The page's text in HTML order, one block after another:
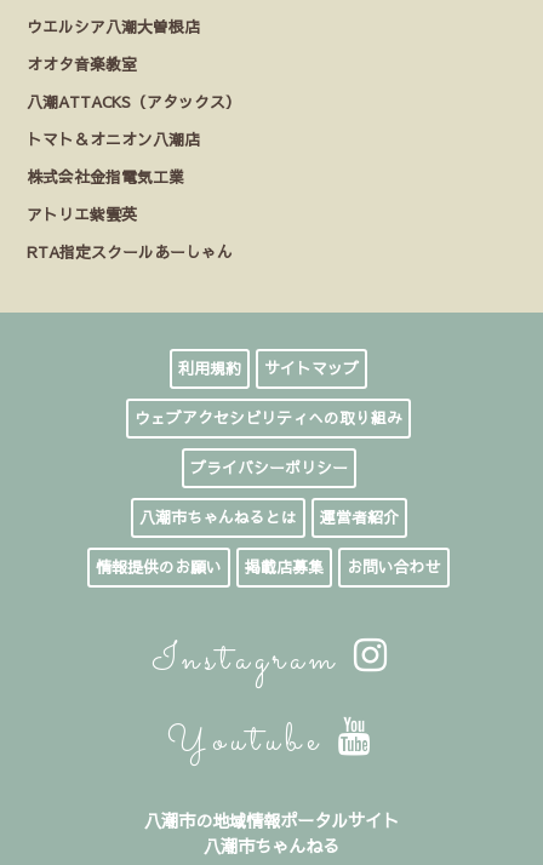
ウエルシア八潮大曽根店
オオタ音楽教室
八潮ATTACKS（アタックス）
トマト＆オニオン八潮店
株式会社金指電気工業
アトリエ紫雲英
RTA指定スクールあーしゃん
利用規約 サイトマップ
ウェブアクセシビリティへの取り組み
プライバシーポリシー
八潮市ちゃんねるとは 運営者紹介
情報提供のお願い 掲載店募集 お問い合わせ
Instagram
Youtube
八潮市の地域情報ポータルサイト
八潮市ちゃんねる